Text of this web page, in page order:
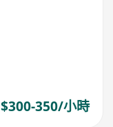
$300-350/小時